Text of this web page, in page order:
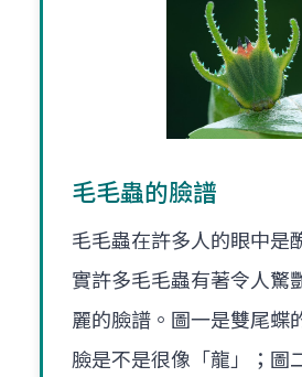
毛毛蟲的臉譜
毛毛蟲在許多人的眼中是
實許多毛毛蟲有著令人驚
麗的臉譜。圖一是雙尾蝶
臉是不是很像「龍」；圖